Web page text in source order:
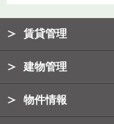
賃貸管理
建物管理
物件情報